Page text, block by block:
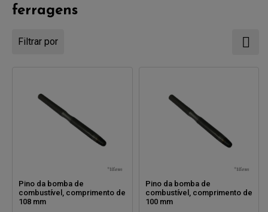
ferragens
Filtrar por
Pino da bomba de
combustível, comprimento de
108 mm
Pino da bomba de
combustível, comprimento de
100 mm